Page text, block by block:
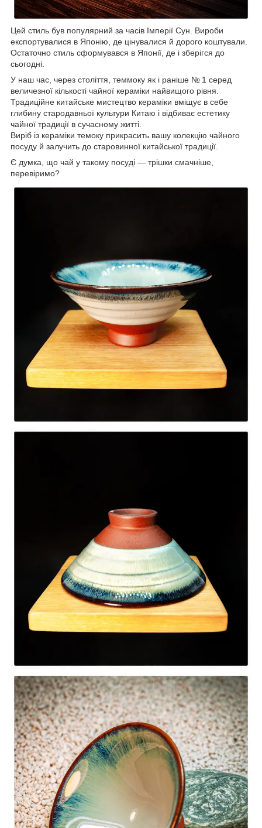
Цей стиль був популярний за часів Імперії Сун. Вироби
експортувалися в Японію, де цінувалися й дорого коштували.
Остаточно стиль сформувався в Японії, де і зберігся до
сьогодні.
У наш час, через століття, теммоку як і раніше № 1 серед
величезної кількості чайної кераміки найвищого рівня.
Традиційне китайське мистецтво кераміки вміщує в себе
глибину стародавньої культури Китаю і відбиває естетику
чайної традиції в сучасному житті.
Виріб із кераміки темоку прикрасить вашу колекцію чайного
посуду й залучить до старовинної китайської традиції.
Є думка, що чай у такому посуді — трішки смачніше,
перевіримо?